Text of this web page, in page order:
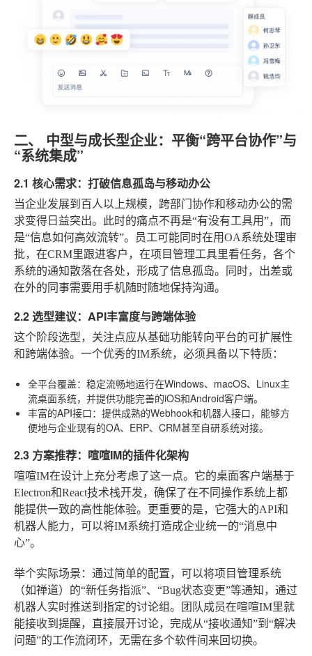
二、 中型与成长型企业：平衡“跨平台协作”与
“系统集成”
2.1 核心需求：打破信息孤岛与移动办公
当企业发展到百人以上规模，跨部门协作和移动办公的需
求变得日益突出。此时的痛点不再是“有没有工具用”，而
是“信息如何高效流转”。员工可能同时在用OA系统处理审
批，在CRM里跟进客户，在项目管理工具里看任务，各个
系统的通知散落在各处，形成了信息孤岛。同时，出差或
在外的同事需要用手机随时随地保持沟通。
2.2 选型建议：API丰富度与跨端体验
这个阶段选型，关注点应从基础功能转向平台的可扩展性
和跨端体验。一个优秀的IM系统，必须具备以下特质：
全平台覆盖：稳定流畅地运行在Windows、macOS、Linux主
流桌面系统，并提供功能完善的iOS和Android客户端。
丰富的API接口：提供成熟的Webhook和机器人接口，能够方
便地与企业现有的OA、ERP、CRM甚至自研系统对接。
2.3 方案推荐：喧喧IM的插件化架构
喧喧IM在设计上充分考虑了这一点。它的桌面客户端基于
Electron和React技术栈开发，确保了在不同操作系统上都
能提供一致的高性能体验。更重要的是，它强大的API和
机器人能力，可以将IM系统打造成企业统一的“消息中
心”。
举个实际场景：通过简单的配置，可以将项目管理系统
（如禅道）的“新任务指派”、“Bug状态变更”等通知，通过
机器人实时推送到指定的讨论组。团队成员在喧喧IM里就
能接收到提醒，直接展开讨论，完成从“接收通知”到“解决
问题”的工作流闭环，无需在多个软件间来回切换。